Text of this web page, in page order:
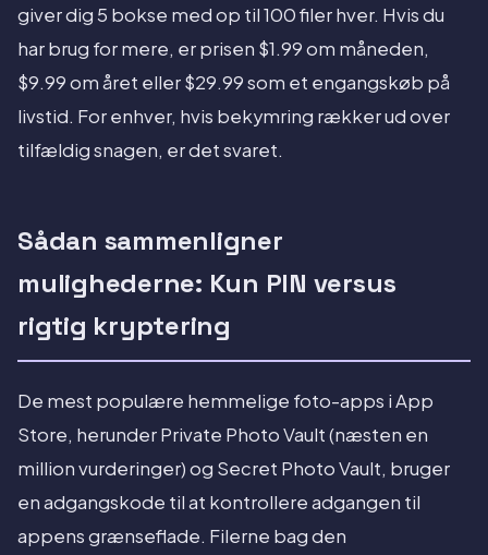
giver dig 5 bokse med op til 100 filer hver. Hvis du
har brug for mere, er prisen $1.99 om måneden,
$9.99 om året eller $29.99 som et engangskøb på
livstid. For enhver, hvis bekymring rækker ud over
tilfældig snagen, er det svaret.
Sådan sammenligner
mulighederne: Kun PIN versus
rigtig kryptering
De mest populære hemmelige foto-apps i App
Store, herunder Private Photo Vault (næsten en
million vurderinger) og Secret Photo Vault, bruger
en adgangskode til at kontrollere adgangen til
appens grænseflade. Filerne bag den